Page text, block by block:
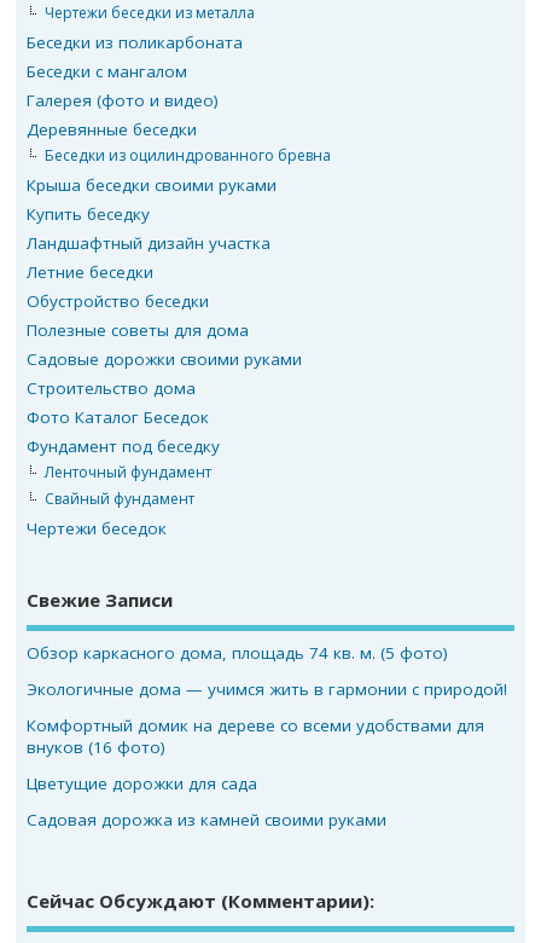
Чертежи беседки из металла
Беседки из поликарбоната
Беседки с мангалом
Галерея (фото и видео)
Деревянные беседки
Беседки из оцилиндрованного бревна
Крыша беседки своими руками
Купить беседку
Ландшафтный дизайн участка
Летние беседки
Обустройство беседки
Полезные советы для дома
Садовые дорожки своими руками
Строительство дома
Фото Каталог Беседок
Фундамент под беседку
Ленточный фундамент
Свайный фундамент
Чертежи беседок
Свежие Записи
Обзор каркасного дома, площадь 74 кв. м. (5 фото)
Экологичные дома — учимся жить в гармонии с природой!
Комфортный домик на дереве со всеми удобствами для
внуков (16 фото)
Цветущие дорожки для сада
Садовая дорожка из камней своими руками
Сейчас Обсуждают (комментарии):